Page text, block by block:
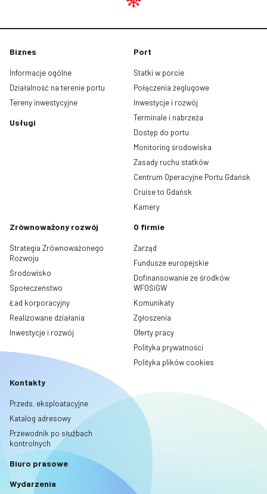
Biznes
Informacje ogólne
Działalność na terenie portu
Tereny inwestycyjne
Usługi
Port
Statki w porcie
Połączenia żeglugowe
Inwestycje i rozwój
Terminale i nabrzeża
Dostęp do portu
Monitoring środowiska
Zasady ruchu statków
Centrum Operacyjne Portu Gdańsk
Cruise to Gdańsk
Kamery
Zrównoważony rozwój
Strategia Zrównoważonego
Rozwoju
Środowisko
Społeczeństwo
Ład korporacyjny
Realizowane działania
Inwestycje i rozwój
O firmie
Zarząd
Fundusze europejskie
Dofinansowanie ze środków
WFOŚiGW
Komunikaty
Zgłoszenia
Oferty pracy
Polityka prywatności
Polityka plików cookies
Kontakty
Przeds. eksploatacyjne
Katalog adresowy
Przewodnik po służbach
kontrolnych
Biuro prasowe
Wydarzenia